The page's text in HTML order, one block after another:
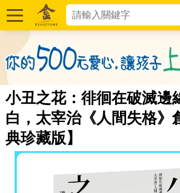
小丑之花：徘徊在破滅邊
白，太宰治《人間失格》
典珍藏版】